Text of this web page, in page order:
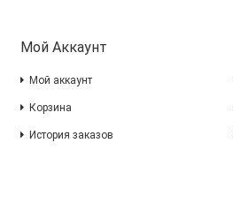
Мой Аккаунт
Мой аккаунт
Корзина
История заказов